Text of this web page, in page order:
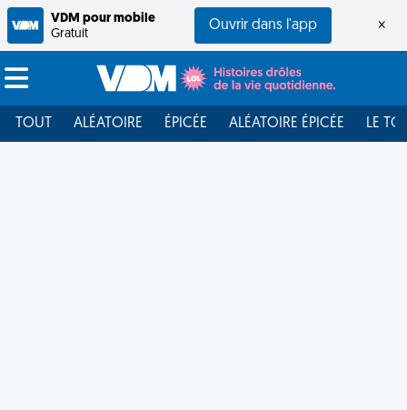
VDM pour mobile
Gratuit
Ouvrir dans l'app ×
TOUT ALÉATOIRE ÉPICÉE ALÉATOIRE ÉPICÉE LE